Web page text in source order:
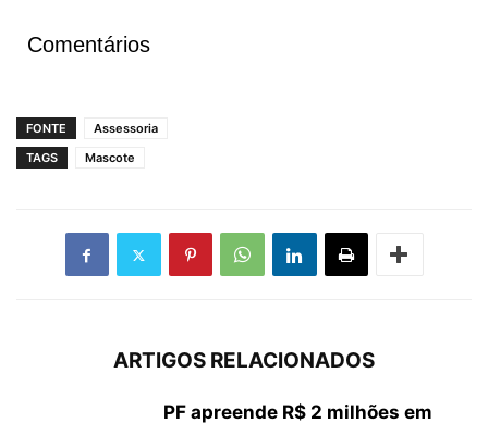
Comentários
FONTE
Assessoria
TAGS
Mascote
ARTIGOS RELACIONADOS
PF apreende R$ 2 milhões em